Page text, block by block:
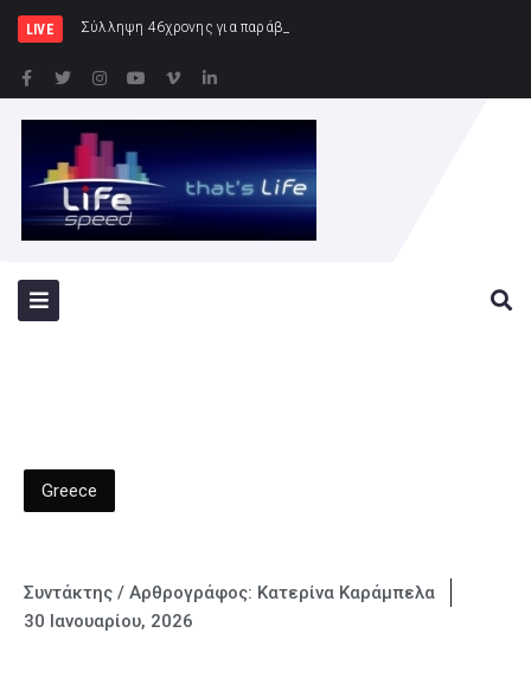
LIVE Σύλληψη 46χρονης για παράβαση της νομοθεσίας για τα ν
Greece
Συντάκτης / Αρθρογράφος: Κατερίνα Καράμπελα
30 Ιανουαρίου, 2026